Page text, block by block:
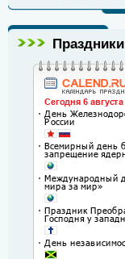
Праздники